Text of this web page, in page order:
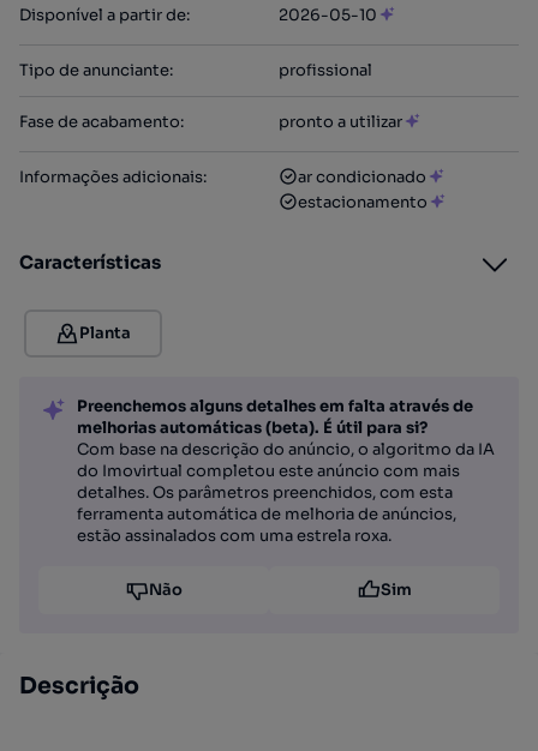
Disponível a partir de: 2026-05-10
Tipo de anunciante: profissional
Fase de acabamento: pronto a utilizar
Informações adicionais:
ar condicionado
estacionamento
Características
Planta
Preenchemos alguns detalhes em falta através de
melhorias automáticas (beta). É útil para si?
Com base na descrição do anúncio, o algoritmo da IA
do Imovirtual completou este anúncio com mais
detalhes. Os parâmetros preenchidos, com esta
ferramenta automática de melhoria de anúncios,
estão assinalados com uma estrela roxa.
Não Sim
Descrição